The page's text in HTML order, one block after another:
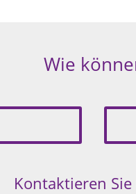
Wie
Kontaktieren